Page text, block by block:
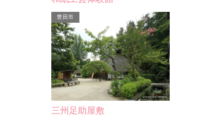
安祥城址 酒人神社
豊田市
三州足助屋敷